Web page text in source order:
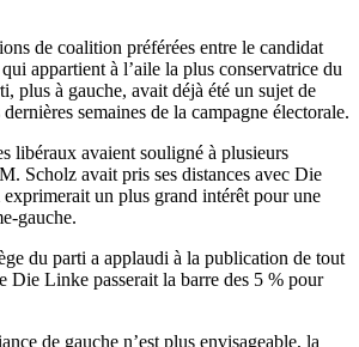
de coalition préférées entre le candidat
appartient à l’aile la plus conservatrice du
plus à gauche, avait déjà été un sujet de
semaines de la campagne électorale.
libéraux avaient souligné à plusieurs
Scholz avait pris ses distances avec Die
un plus grand intérêt pour une
gauche.
du parti a applaudi à la publication de tout
Die Linke passerait la barre des 5 % pour
de gauche n’est plus envisageable, la